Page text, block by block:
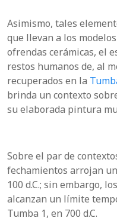
Asimismo, tales
que llevan a los
ofrendas cerámicas, el
restos humanos de, al
recuperados en la
brinda un contexto
su elaborada pintura
Sobre el par de
fechamientos arrojan
100 d.C.; sin embargo,
alcanzan un límite
Tumba 1, en 700 d.C.